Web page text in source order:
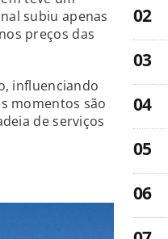
subiu apenas
preços das
influenciando
momentos são
de serviços